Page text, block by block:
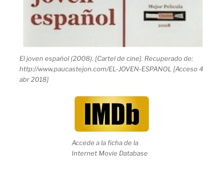
El joven español (2008). [Cartel de cine]. Recuperado de:
http://www.paucastejon.com/EL-JOVEN-ESPANOL [Acceso 4
abr 2018]
Accede a la ficha de la
Internet Movie Database